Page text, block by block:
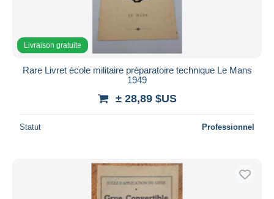
Livraison gratuite
Rare Livret école militaire préparatoire technique Le Mans
1949
± 28,89 $US
Statut Professionnel